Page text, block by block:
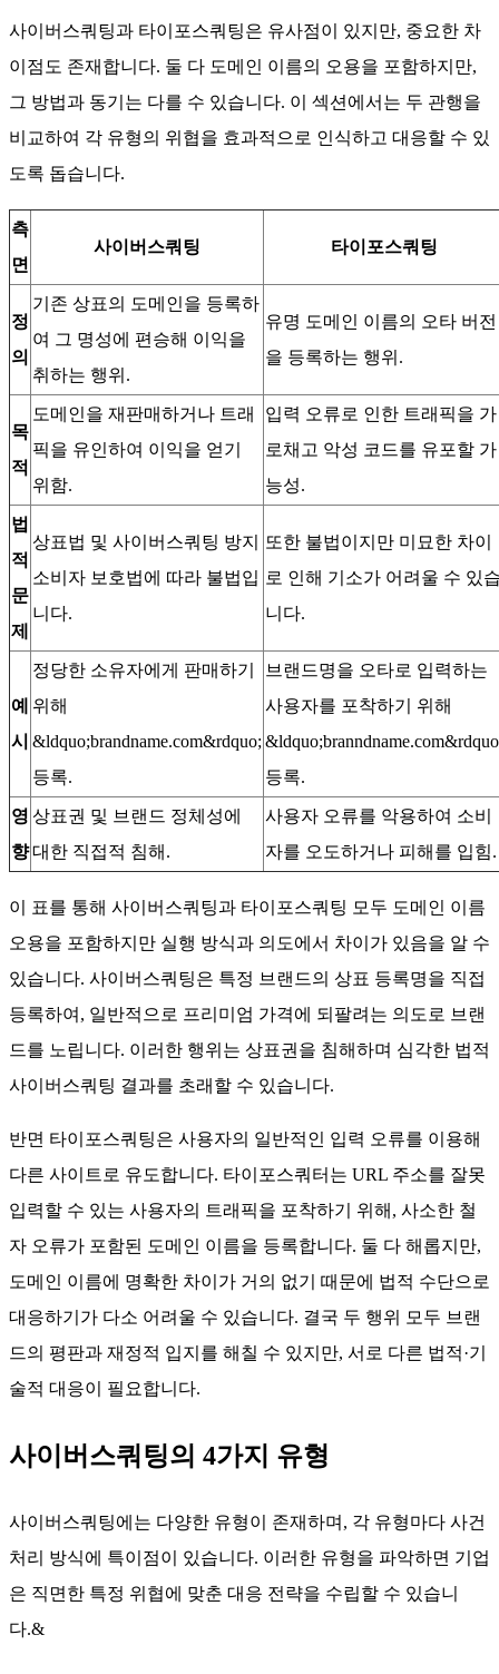
사이버스쿼팅과 타이포스쿼팅은 유사점이 있지만, 중요한 차
이점도 존재합니다. 둘 다 도메인 이름의 오용을 포함하지만,
그 방법과 동기는 다를 수 있습니다. 이 섹션에서는 두 관행을
비교하여 각 유형의 위협을 효과적으로 인식하고 대응할 수 있
도록 돕습니다.
측
면
사이버스쿼팅 타이포스쿼팅
정
의
기존 상표의 도메인을 등록하
여 그 명성에 편승해 이익을
취하는 행위.
유명 도메인 이름의 오타 버전
을 등록하는 행위.
목
적
도메인을 재판매하거나 트래
픽을 유인하여 이익을 얻기
위함.
입력 오류로 인한 트래픽을 가
로채고 악성 코드를 유포할 가
능성.
법
적
문
제
상표법 및 사이버스쿼팅 방지
소비자 보호법에 따라 불법입
니다.
또한 불법이지만 미묘한 차이
로 인해 기소가 어려울 수 있
니다.
예
시
정당한 소유자에게 판매하기
위해
&ldquo;brandname.com&rdquo;
등록.
브랜드명을 오타로 입력하는
사용자를 포착하기 위해
등록.
영
향
상표권 및 브랜드 정체성에
대한 직접적 침해.
사용자 오류를 악용하여 소비
자를 오도하거나 피해를 입힘.
이 표를 통해 사이버스쿼팅과 타이포스쿼팅 모두 도메인 이름
오용을 포함하지만 실행 방식과 의도에서 차이가 있음을 알 수
있습니다. 사이버스쿼팅은 특정 브랜드의 상표 등록명을 직접
등록하여, 일반적으로 프리미엄 가격에 되팔려는 의도로 브랜
드를 노립니다. 이러한 행위는 상표권을 침해하며 심각한 법적
사이버스쿼팅 결과를 초래할 수 있습니다.
반면 타이포스쿼팅은 사용자의 일반적인 입력 오류를 이용해
다른 사이트로 유도합니다. 타이포스쿼터는 URL 주소를 잘못
입력할 수 있는 사용자의 트래픽을 포착하기 위해, 사소한 철
자 오류가 포함된 도메인 이름을 등록합니다. 둘 다 해롭지만,
도메인 이름에 명확한 차이가 거의 없기 때문에 법적 수단으로
대응하기가 다소 어려울 수 있습니다. 결국 두 행위 모두 브랜
드의 평판과 재정적 입지를 해칠 수 있지만, 서로 다른 법적·기
술적 대응이 필요합니다.
사이버스쿼팅의 4가지 유형
사이버스쿼팅에는 다양한 유형이 존재하며, 각 유형마다 사건
처리 방식에 특이점이 있습니다. 이러한 유형을 파악하면 기업
은 직면한 특정 위협에 맞춘 대응 전략을 수립할 수 있습니
다.&